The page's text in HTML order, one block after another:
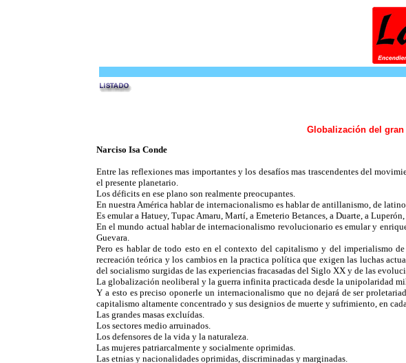
Globalización del
Narciso Isa Conde
Entre las reflexiones mas importantes y los desafíos mas trascendentes del
el presente planetario.
Los déficits en ese plano son realmente preocupantes.
En nuestra América hablar de internacionalismo es hablar de antillanismo, de
Es emular a Hatuey, Tupac Amaru, Martí, a Emeterio Betances, a Duarte, a
En el mundo actual hablar de internacionalismo revolucionario es emular y
Guevara.
Pero es hablar de todo esto en el contexto del capitalismo y del imperialismo
recreación teórica y los cambios en la practica política que exigen las luchas
del socialismo surgidas de las experiencias fracasadas del Siglo XX y de las
La globalización neoliberal y la guerra infinita practicada desde la unipolaridad
Y a esto es preciso oponerle un internacionalismo que no dejará de ser
capitalismo altamente concentrado y sus designios de muerte y sufrimiento, en
Las grandes masas excluídas.
Los sectores medio arruinados.
Los defensores de la vida y la naturaleza.
Las mujeres patriarcalmente y socialmente oprimidas.
Las etnias y nacionalidades oprimidas, discriminadas y marginadas.